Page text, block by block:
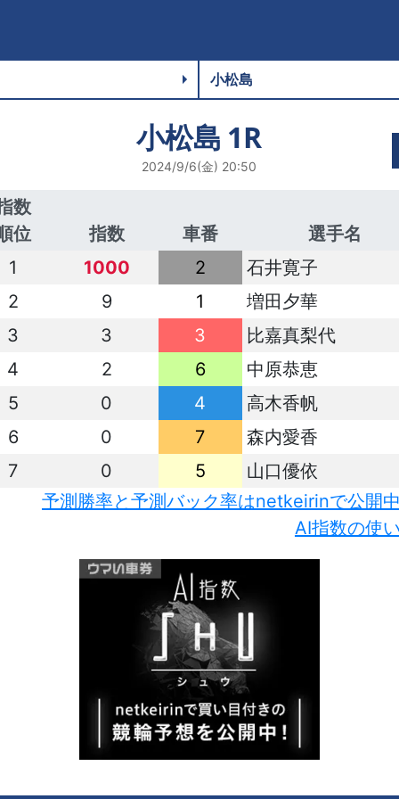
小松島 1R
2024/9/6(金) 20:50
数
位
指数 車番
選手名
1
1000 2
石井寛子
2
9 1
増田夕華
3
3 3
比嘉真梨代
4
2 6
中原恭恵
5
0 4
高木香帆
6
0 7
森内愛香
7
0 5
山口優依
予測勝率と予測バック率はnetkeirinで公開
AI指数の使